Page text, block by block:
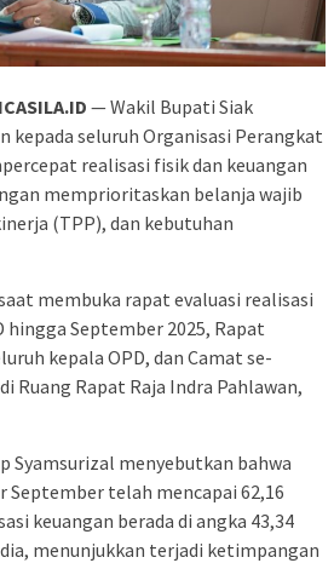
— Wakil Bupati Siak
kepada seluruh Organisasi Perangkat
realisasi fisik dan keuangan
memprioritaskan belanja wajib
(TPP), dan kebutuhan
membuka rapat evaluasi realisasi
hingga September 2025, Rapat
kepala OPD, dan Camat se-
Ruang Rapat Raja Indra Pahlawan,
Syamsurizal menyebutkan bahwa
September telah mencapai 62,16
keuangan berada di angka 43,34
menunjukkan terjadi ketimpangan